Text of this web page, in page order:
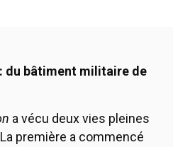
: du bâtiment militaire de
a vécu deux vies pleines
première a commencé